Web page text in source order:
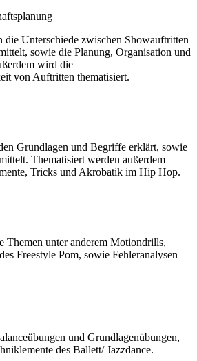
die Unterschiede zwischen Showauftritten
sowie die Planung, Organisation und
wird die
von Auftritten thematisiert.
Grundlagen und Begriffe erklärt, sowie
Thematisiert werden außerdem
Tricks und Akrobatik im Hip Hop.
Themen unter anderem Motiondrills,
Freestyle Pom, sowie Fehleranalysen
und Grundlagenübungen,
des Ballett/ Jazzdance.